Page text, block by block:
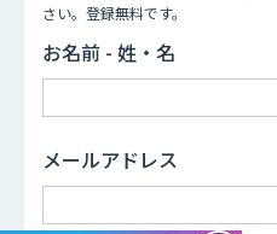
さい。登録無料です。
お名前 - 姓・名
メールアドレス